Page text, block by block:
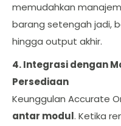
memudahkan
barang setengah jadi,
hingga output akhir.
4. Integrasi dengan
Persediaan
Keunggulan Accurate
antar modul. Ketika